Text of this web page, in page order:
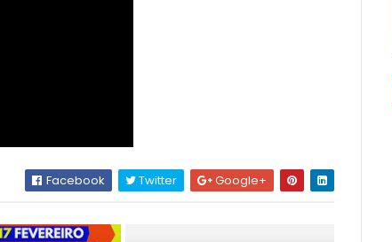
Facebook Twitter Google+